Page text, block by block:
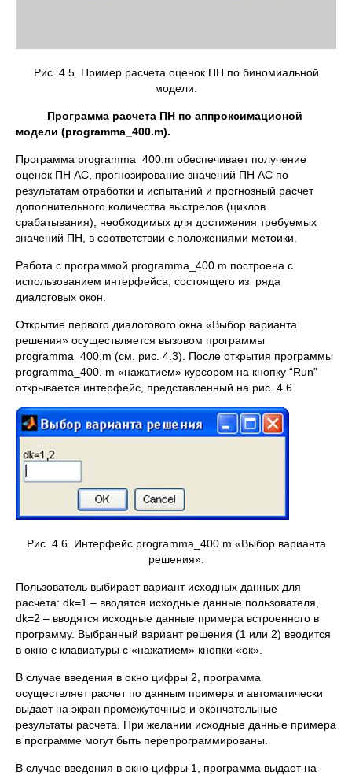
Рис. 4.5. Пример расчета оценок ПН по биномиальной
модели.
Программа расчета ПН по аппроксимационой
модели (programma _400.m).
Программа рrogramma_400.m обеспечивает получение
оценок ПН АС, прогнозирование значений ПН АС по
результатам отработки и испытаний и прогнозный расчет
дополнительного количества выстрелов (циклов
срабатывания), необходимых для достижения требуемых
значений ПН, в соответствии с положениями метоики.
Работа с программой рrogramma_400.m построена с
использованием интерфейса, состоящего из ряда
диалоговых окон.
Открытие первого диалогового окна «Выбор варианта
решения» осуществляется вызовом программы
рrogramma_400.m (см. рис. 4.3). После открытия программы
рrogramma_400. m «нажатием» курсором на кнопку “Run”
открывается интерфейс, представленный на рис. 4.6.
Рис. 4.6. Интерфейс рrogramma_400.m «Выбор варианта
решения».
Пользователь выбирает вариант исходных данных для
расчета: dk=1 – вводятся исходные данные пользователя,
dk=2 – вводятся исходные данные примера встроенного в
программу. Выбранный вариант решения (1 или 2) вводится
в окно с клавиатуры с «нажатием» кнопки «ок».
В случае введения в окно цифры 2, программа
осуществляет расчет по данным примера и автоматически
выдает на экран промежуточные и окончательные
результаты расчета. При желании исходные данные примера
в программе могут быть перепрограммированы.
В случае введения в окно цифры 1, программа выдает на